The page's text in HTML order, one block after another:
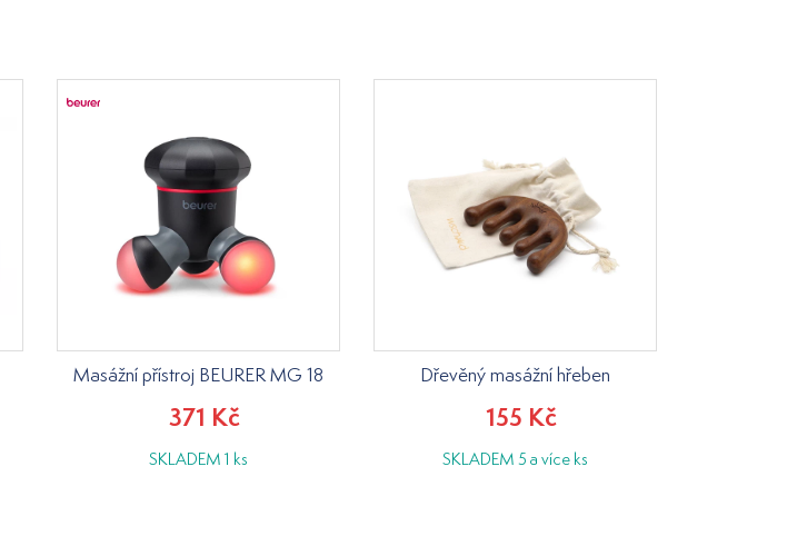
Masážní přístroj BEURER MG 18
371 Kč
SKLADEM 1 ks
Dřevěný masážní hřeben
155 Kč
SKLADEM 5 a více ks